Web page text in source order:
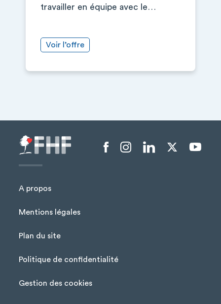
travailler en équipe avec le…
Voir l’offre
Menu Pied de page
A propos
Mentions légales
Plan du site
Politique de confidentialité
Gestion des cookies
Menu liens sociaux